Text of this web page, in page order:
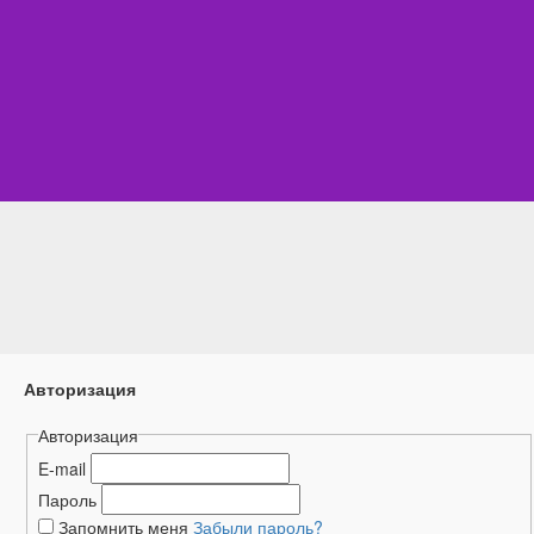
Авторизация
Авторизация
E-mail
Пароль
Запомнить меня Забыли пароль?